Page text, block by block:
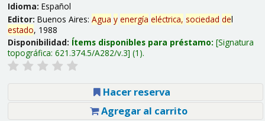
Idioma: Español
Editor: Buenos Aires: Agua y energía eléctrica, sociedad del
estado, 1988
Disponibilidad: Ítems disponibles para préstamo: Signatura
topográfica: 621.374.5/A282/v.3 (1).
Hacer reserva
Agregar al carrito